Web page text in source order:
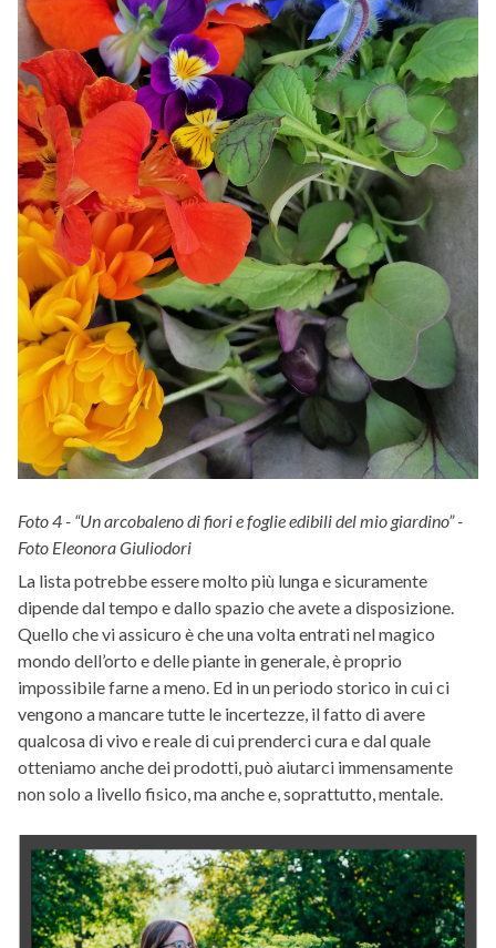
Foto 4 - “Un arcobaleno di fiori e foglie edibili del mio giardino” -
Foto Eleonora Giuliodori
La lista potrebbe essere molto più lunga e sicuramente
dipende dal tempo e dallo spazio che avete a disposizione.
Quello che vi assicuro è che una volta entrati nel magico
mondo dell’orto e delle piante in generale, è proprio
impossibile farne a meno. Ed in un periodo storico in cui ci
vengono a mancare tutte le incertezze, il fatto di avere
qualcosa di vivo e reale di cui prenderci cura e dal quale
otteniamo anche dei prodotti, può aiutarci immensamente
non solo a livello fisico, ma anche e, soprattutto, mentale.